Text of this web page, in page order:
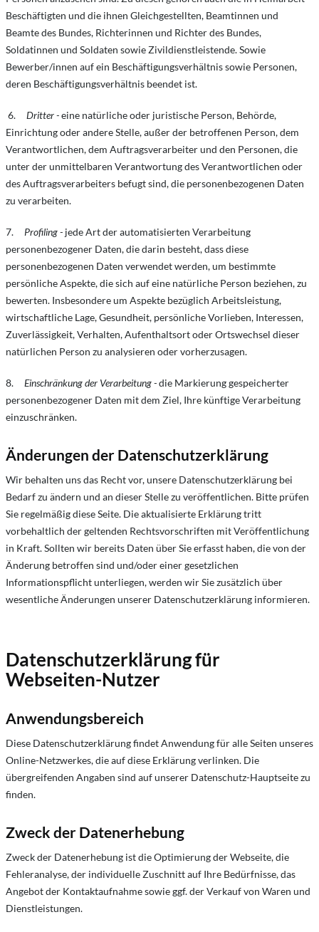
Beschäftigten und die ihnen Gleichgestellten, Beamtinnen und
Beamte des Bundes, Richterinnen und Richter des Bundes,
Soldatinnen und Soldaten sowie Zivildienstleistende. Sowie
Bewerber/innen auf ein Beschäftigungsverhältnis sowie Personen,
deren Beschäftigungsverhältnis beendet ist.
6. Dritter -eine natürliche oder juristische Person, Behörde,
Einrichtung oder andere Stelle, außer der betroffenen Person, dem
Verantwortlichen, dem Auftragsverarbeiter und den Personen, die
unter der unmittelbaren Verantwortung des Verantwortlichen oder
des Auftragsverarbeiters befugt sind, die personenbezogenen Daten
zu verarbeiten.
7. Profiling - jede Art der automatisierten Verarbeitung
personenbezogener Daten, die darin besteht, dass diese
personenbezogenen Daten verwendet werden, um bestimmte
persönliche Aspekte, die sich auf eine natürliche Person beziehen, zu
bewerten. Insbesondere um Aspekte bezüglich Arbeitsleistung,
wirtschaftliche Lage, Gesundheit, persönliche Vorlieben, Interessen,
Zuverlässigkeit, Verhalten, Aufenthaltsort oder Ortswechsel dieser
natürlichen Person zu analysieren oder vorherzusagen.
8. Einschränkung der Verarbeitung -die Markierung gespeicherter
personenbezogener Daten mit dem Ziel, Ihre künftige Verarbeitung
einzuschränken.
Änderungen der Datenschutzerklärung
Wir behalten uns das Recht vor, unsere Datenschutzerklärung bei
Bedarf zu ändern und an dieser Stelle zu veröffentlichen. Bitte prüfen
Sie regelmäßig diese Seite. Die aktualisierte Erklärung tritt
vorbehaltlich der geltenden Rechtsvorschriften mit Veröffentlichung
in Kraft. Sollten wir bereits Daten über Sie erfasst haben, die von der
Änderung betroffen sind und/oder einer gesetzlichen
Informationspflicht unterliegen, werden wir Sie zusätzlich über
wesentliche Änderungen unserer Datenschutzerklärung informieren.
Datenschutzerklärung für
Webseiten-Nutzer
Anwendungsbereich
Diese Datenschutzerklärung findet Anwendung für alle Seiten unseres
Online-Netzwerkes, die auf diese Erklärung verlinken. Die
übergreifenden Angaben sind auf unserer Datenschutz-Hauptseite zu
finden.
Zweck der Datenerhebung
Zweck der Datenerhebung ist die Optimierung der Webseite, die
Fehleranalyse, der individuelle Zuschnitt auf Ihre Bedürfnisse, das
Angebot der Kontaktaufnahme sowie ggf. der Verkauf von Waren und
Dienstleistungen.